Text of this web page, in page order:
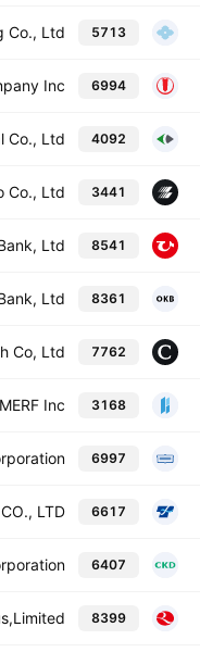
5713
Co., Ltd.
6994
Inc.
4092
Co., Ltd.
3441
Co., Ltd.
8541
Ltd.
8361
Ltd.
7762
Co, Ltd.
3168
MERF Inc.
6997
6617
LTD.
6407
8399